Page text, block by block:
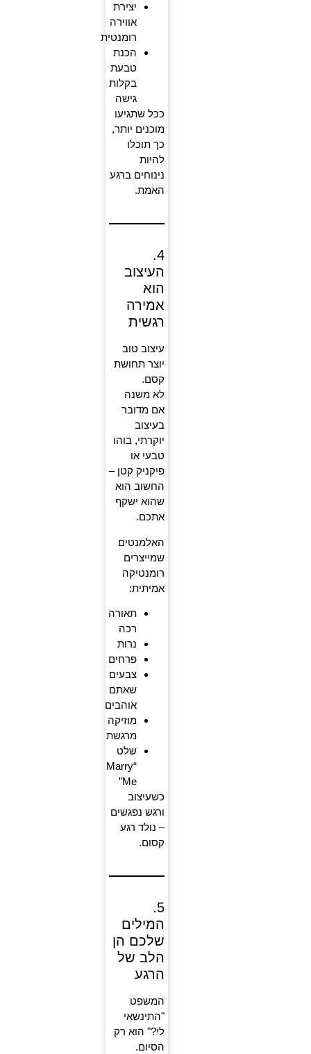
יצירת
אווירה
רומנטית
הכנת
טבעת
בקלות
גישה
ככל שתגיעו
מוכנים יותר,
כך תוכלו
להיות
נינוחים ברגע
האמת.
4.
העיצוב
הוא
אמירה
רגשית
עיצוב טוב
יוצר תחושת
קסם.
לא משנה
אם מדובר
בעיצוב
יוקרתי, בוהו
טבעי או
פיקניק קטן –
החשוב הוא
שהוא ישקף
אתכם.
האלמנטים
שמייצרים
רומנטיקה
אמיתית:
תאורה
רכה
נרות
פרחים
צבעים
שאתם
אוהבים
מוזיקה
מרגשת
שלט
“Marry
Me”
כשעיצוב
ורגש נפגשים
– נולד רגע
קסום.
5.
המילים
שלכם הן
הלב של
הרגע
המשפט
"התינשאי
לי?" הוא רק
הסיום.